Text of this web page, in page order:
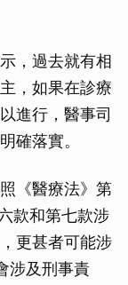
，過去就有相
，如果在診療
進行，醫事司
確落實。
《醫療法》第
款和第七款涉
更甚者可能涉
涉及刑事責